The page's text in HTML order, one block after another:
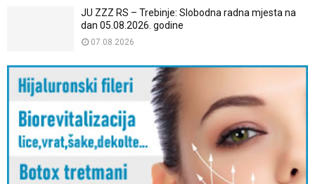
JU ZZZ RS – Trebinje: Slobodna radna mjesta na
dan 05.08.2026. godine
07.08.2026